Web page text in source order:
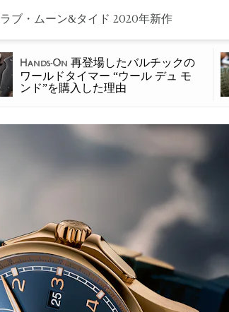
ブ・ムーン&タイド 2020年新作
Hands-On 再登場したバルチックの
ワールドタイマー “ウール デュ モ
ンド”を購入した理由